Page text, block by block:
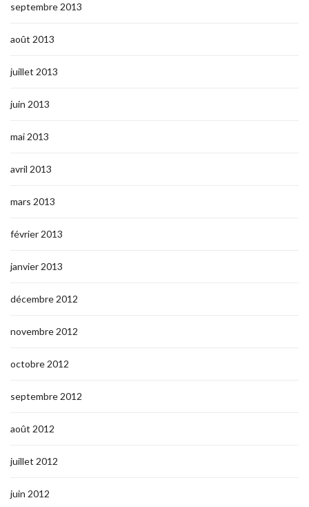
septembre 2013
août 2013
juillet 2013
juin 2013
mai 2013
avril 2013
mars 2013
février 2013
janvier 2013
décembre 2012
novembre 2012
octobre 2012
septembre 2012
août 2012
juillet 2012
juin 2012